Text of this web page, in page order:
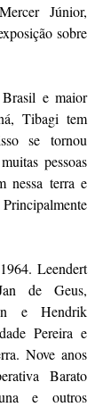
Júnior,
sobre
e maior
Tibagi tem
se tornou
pessoas
nessa terra e
Leendert
de Geus,
e Hendrik
Pereira e
Nove anos
Barato
e outros